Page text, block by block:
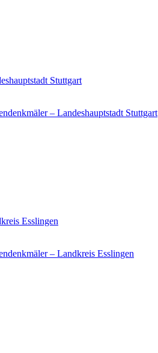
Stuttgart
– Landeshauptstadt Stuttgart
Esslingen
– Landkreis Esslingen